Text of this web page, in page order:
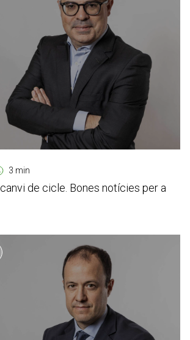
3 min
de cicle. Bones notícies per a